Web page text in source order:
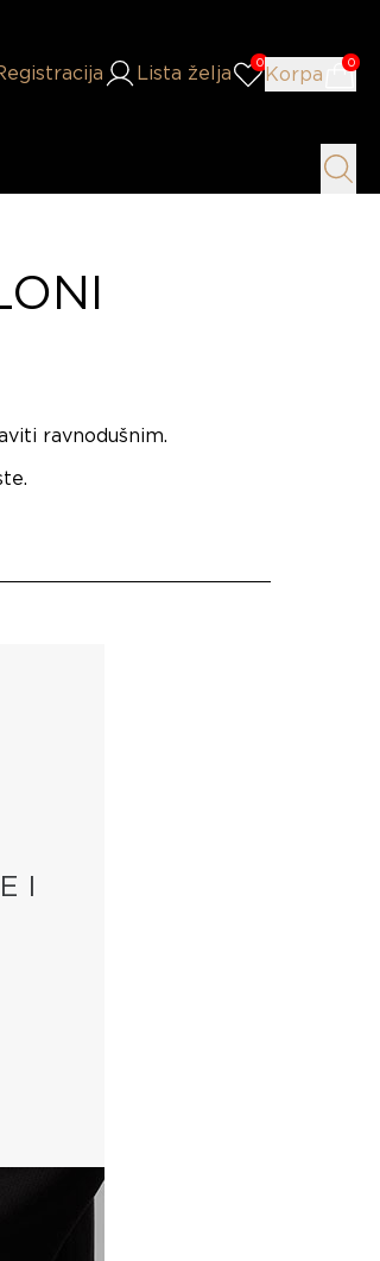
Lista želja
0
Korpa
0
ravnodušnim.
.
I